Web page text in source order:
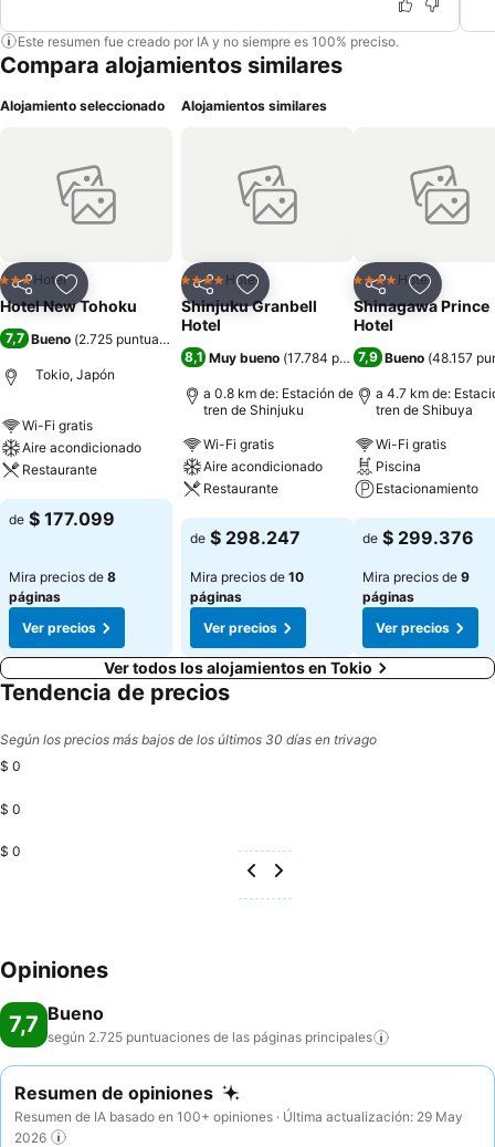
Este resumen fue creado por IA y no siempre es 100% preciso.
Compara alojamientos similares
Alojamiento seleccionado
CompartirAgregar a favoritos
3 Estrellas
Hotel
Hotel New Tohoku
7,7 Bueno (2.725 puntuaciones
Tokio, Japón
Wi-Fi gratis
Aire acondicionado
Restaurante
Ver precios
de $ 177.099
Mira precios de 8
páginas
Ver precios
Alojamientos similares
CompartirAgregar a favoritos
4 EstrellasHotel
Shinjuku Granbell
Hotel
8,1 Muy bueno (17.784 puntuaciones)
a 0.8 km de: Estación de
tren de Shinjuku
Wi-Fi gratis
Aire acondicionado
Restaurante
Ver precios
de $ 298.247
Mira precios de 10
páginas
Ver precios
CompartirAgregar
4 EstrellasHotel
Shinagawa Prince
Hotel
7,9 Bueno (48.157
a 4.7 km de:
tren de Shibuya
Wi-Fi gratis
Piscina
Estacionamiento
Ver precios
de $ 299.376
Mira precios de 9
páginas
Ver precios
Ver todos los alojamientos en Tokio
Tendencia de precios
Según los precios más bajos de los últimos 30 días en trivago
$ 0
$ 0
$ 0
Opiniones
7,7 Bueno
según 2.725 puntuaciones de las páginas principales
Resumen de opiniones
Resumen de IA basado en 100+ opiniones · Última actualización: 29 May
2026